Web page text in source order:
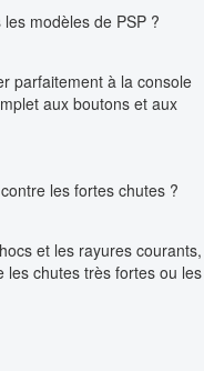
modèles de PSP ?
parfaitement à la console
aux boutons et aux
les fortes chutes ?
et les rayures courants,
les chutes très fortes ou les